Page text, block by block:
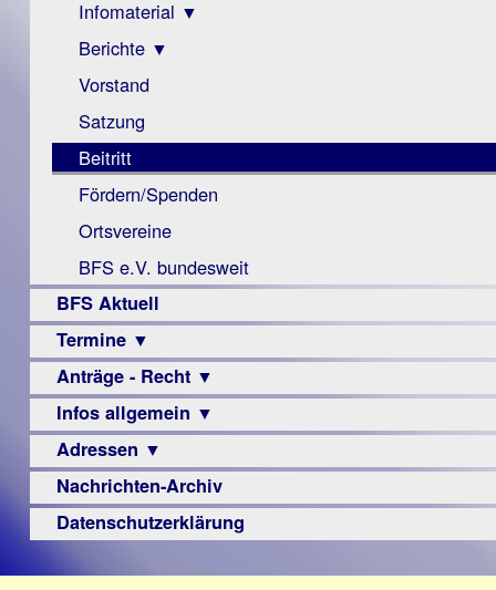
Infomaterial ▼
Visus
Zeitschrift
Monokular
Mac
Instagram-
Links
Berichte ▼
Archiv
Berichte
Vorstand
Satzung
Beitritt
Fördern/Spenden
Ortsvereine
BFS e.V. bundesweit
BFS Aktuell
Termine ▼
Veranstaltungsprogramme
Anträge - Recht ▼
Archiv
Urteile
Infos allgemein ▼
Sehbehinderung
Frühförderung
Schule
–
Adressen ▼
Augenoptiker
Berufsbildungswerke
Nachrichten-Archiv
Datenschutzerklärung